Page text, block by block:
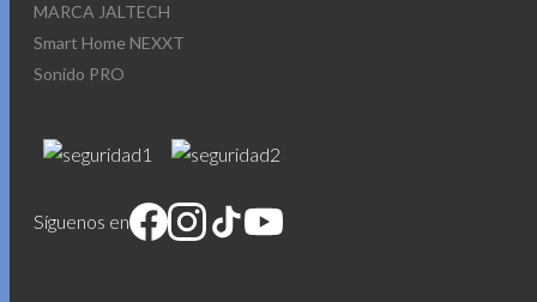
MARCA JALTECH
Smart Home NEXXT
Sonido PRO
Síguenos en